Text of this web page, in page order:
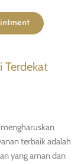
Terdekat
terbaik adalah
yang aman dan